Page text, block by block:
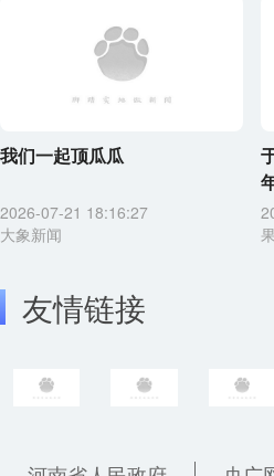
我们一起顶瓜瓜
2026-07-21 18:16:27
大象新闻
友情链接